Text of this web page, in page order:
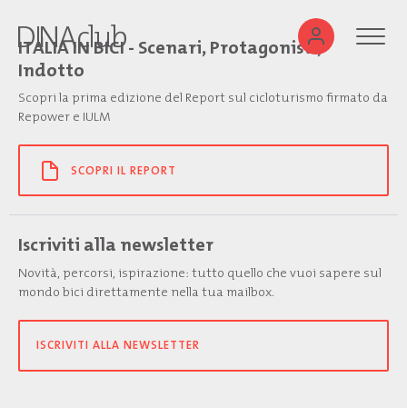
ITALIA IN BICI - Scenari, Protagonisti,
Indotto
Scopri la prima edizione del Report sul cicloturismo firmato da
Repower e IULM
SCOPRI IL REPORT
Iscriviti alla newsletter
Novità, percorsi, ispirazione: tutto quello che vuoi sapere sul
mondo bici direttamente nella tua mailbox.
ISCRIVITI ALLA NEWSLETTER